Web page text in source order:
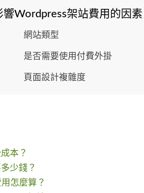
響Wordpress架站費用的因素
網站類型
是否需要使用付費外掛
頁面設計複雜度
本？
少錢？
怎麼算？